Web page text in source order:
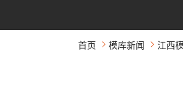
首页 模库新闻 江西